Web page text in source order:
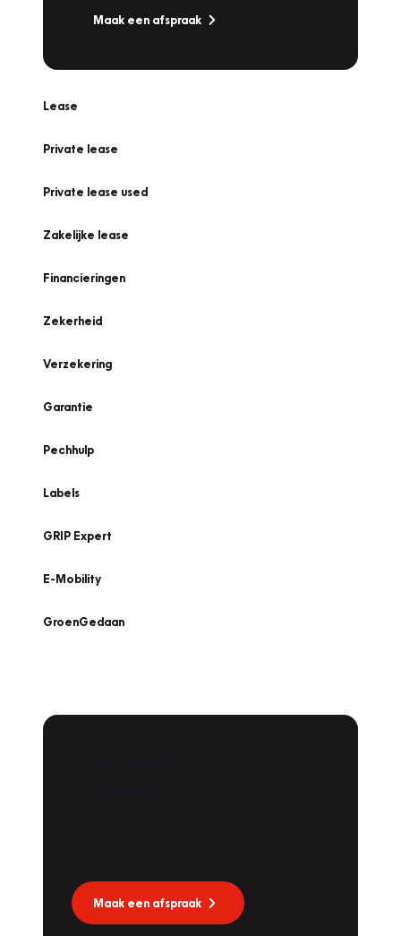
Maak een afspraak
Lease
Private lease
Private lease used
Zakelijke lease
Financieringen
Zekerheid
Verzekering
Garantie
Pechhulp
Labels
GRIP Expert
E-Mobility
GroenGedaan
Maak een afspraak